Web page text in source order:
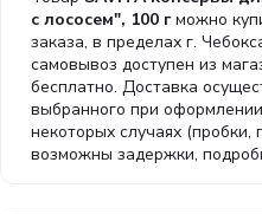
с лососем", 100 гможно
заказа, в пределах г.
самовывоз доступен из
бесплатно. Доставка
выбранного при
некоторых случаях (пробки,
возможны задержки,